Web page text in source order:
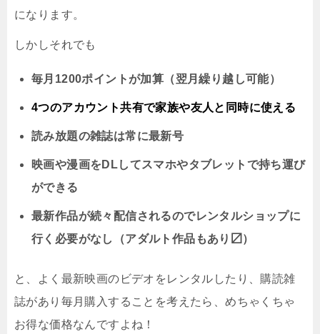
になります。
しかしそれでも
毎月1200ポイントが加算（翌月繰り越し可能）
4つのアカウント共有で家族や友人と同時に使える
読み放題の雑誌は常に最新号
映画や漫画をDLしてスマホやタブレットで持ち運び
ができる
最新作品が続々配信されるのでレンタルショップに
行く必要がなし（アダルト作品もあり〼）
と、よく最新映画のビデオをレンタルしたり、購読雑
誌があり毎月購入することを考えたら、めちゃくちゃ
お得な価格なんですよね！